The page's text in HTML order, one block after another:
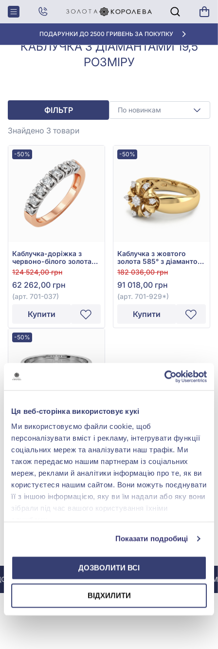
Ця веб-сторінка використовує кукі
Ми використовуємо файли cookie, щоб
персоналізувати вміст і рекламу, інтегрувати функції
соціальних мереж та аналізувати наш трафік. Ми
також передаємо нашим партнерам із соціальних
мереж, реклами й аналітики інформацію про те, як ви
користуєтеся нашим сайтом. Вони можуть поєднувати
її з іншою інформацією, яку ви їм надали або яку вони
зібрали під час вашого користування їхніми
Показати подробиці
ДОЗВОЛИТИ ВСІ
ВІДХИЛИТИ
ПОДАРУНКИ ДО 2500 ГРИВЕНЬ ЗА ПОКУПКУ
Головна
Каблучки з
діамантами
Каблучка з діамантами 19,5
розміру
КАБЛУЧКА З ДІАМАНТАМИ 19,5
РОЗМІРУ
ФІЛЬТР По новинкам
Знайдено 3 товари
-50%
Каблучка-доріжка з
червоно-білого золота
585° з діамантами
0,33ct, арт. 701-037
124 524,00 грн
62 262,00 грн
(арт. 701-037)
Купити
-50%
Каблучка з жовтого
золота 585° з діамантом
0,14ct, арт. 701-929*
182 036,00 грн
91 018,00 грн
(арт. 701-929*)
Купити
-50%
Каблучка з білого золота
585° з діамантом 0,35ct,
арт. 701-456
333 460,00 грн
166 730,00 грн
(арт. 701-456^)
Купити
@ZOLOTAKOROLEVA ДО ІНСТАГРАМУ